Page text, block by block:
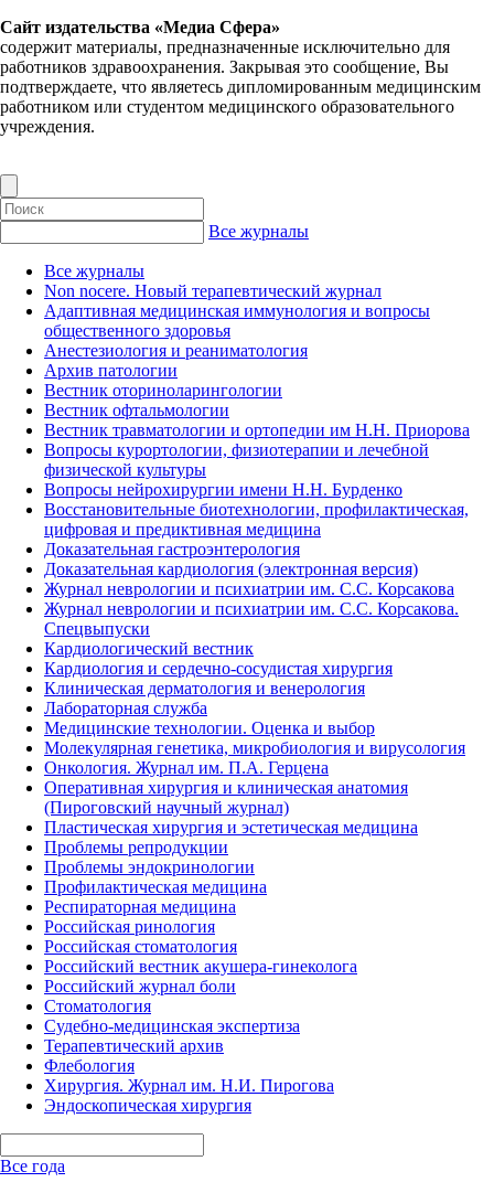
Сайт издательства «Медиа Сфера»
содержит материалы, предназначенные исключительно для
работников здравоохранения. Закрывая это сообщение, Вы
подтверждаете, что являетесь дипломированным медицинским
работником или студентом медицинского образовательного
учреждения.
Все журналы
Все журналы
Non nocere. Новый терапевтический журнал
Адаптивная медицинская иммунология и вопросы
общественного здоровья
Анестезиология и реаниматология
Архив патологии
Вестник оториноларингологии
Вестник офтальмологии
Вестник травматологии и ортопедии им Н.Н. Приорова
Вопросы курортологии, физиотерапии и лечебной
физической культуры
Вопросы нейрохирургии имени Н.Н. Бурденко
Восстановительные биотехнологии, профилактическая,
цифровая и предиктивная медицина
Доказательная гастроэнтерология
Доказательная кардиология (электронная версия)
Журнал неврологии и психиатрии им. С.С. Корсакова
Журнал неврологии и психиатрии им. С.С. Корсакова.
Спецвыпуски
Кардиологический вестник
Кардиология и сердечно-сосудистая хирургия
Клиническая дерматология и венерология
Лабораторная служба
Медицинские технологии. Оценка и выбор
Молекулярная генетика, микробиология и вирусология
Онкология. Журнал им. П.А. Герцена
Оперативная хирургия и клиническая анатомия
(Пироговский научный журнал)
Пластическая хирургия и эстетическая медицина
Проблемы репродукции
Проблемы эндокринологии
Профилактическая медицина
Респираторная медицина
Российская ринология
Российская стоматология
Российский вестник акушера-гинеколога
Российский журнал боли
Стоматология
Судебно-медицинская экспертиза
Терапевтический архив
Флебология
Хирургия. Журнал им. Н.И. Пирогова
Эндоскопическая хирургия
Все года